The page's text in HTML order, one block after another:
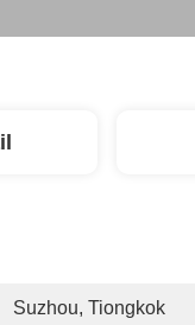
Suzhou, Tiongkok